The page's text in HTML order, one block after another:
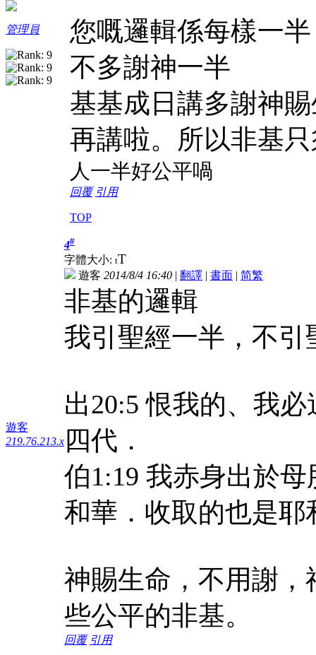
管理員
您嘅邏輯係每樣一
不多謝神一半
基基成日講多謝神
再講啦。所以非基
人一半好公平喎
回覆 引用
TOP
遊客
219.76.213.x
4#
字體大小: tT
遊客 2014/8/4 16:40 | 翻譯 | 書面 | 简繁
非基的邏輯
我引聖經一半，不引
出20:5 恨我的、我
四代．
伯1:19 我赤身出於
和華．收取的也是耶
神賜生命，不用謝
些公平的非基。
回覆 引用